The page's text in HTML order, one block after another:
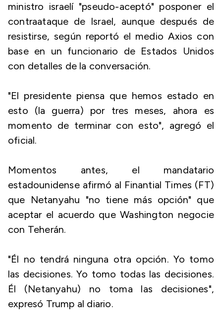
ministro israelí "pseudo-aceptó" posponer el
contraataque de Israel, aunque después de
resistirse, según reportó el medio Axios con
base en un funcionario de Estados Unidos
con detalles de la conversación.
"El presidente piensa que hemos estado en
esto (la guerra) por tres meses, ahora es
momento de terminar con esto", agregó el
oficial.
Momentos antes, el mandatario
estadounidense afirmó al Finantial Times (FT)
que Netanyahu "no tiene más opción" que
aceptar el acuerdo que Washington negocie
con Teherán.
"Él no tendrá ninguna otra opción. Yo tomo
las decisiones. Yo tomo todas las decisiones.
Él (Netanyahu) no toma las decisiones",
expresó Trump al diario.